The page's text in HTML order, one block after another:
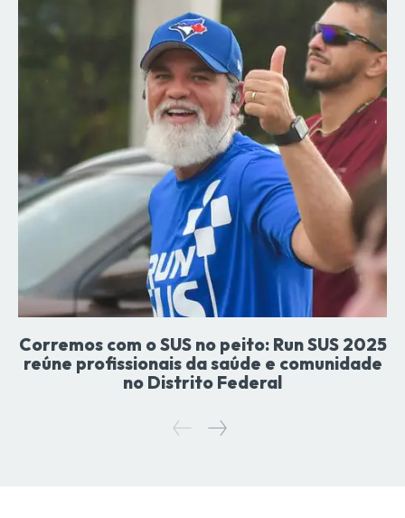
Corremos com o SUS no peito: Run SUS 2025
reúne profissionais da saúde e comunidade
no Distrito Federal